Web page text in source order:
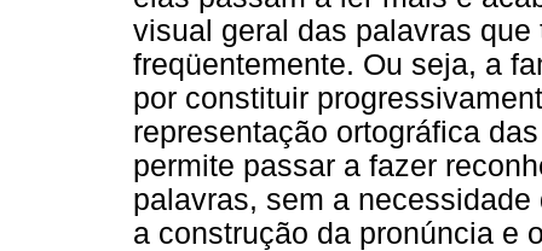
visual geral das palavras
freqüentemente. Ou seja, a
por constituir
representação ortográfica
permite passar a fazer
palavras, sem a
a construção da pronúncia e